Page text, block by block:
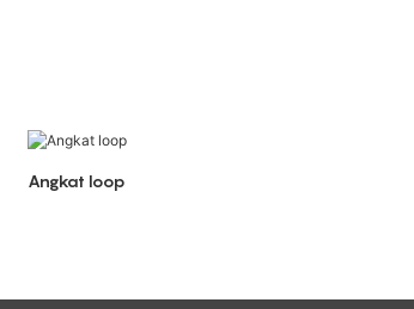
Angkat loop